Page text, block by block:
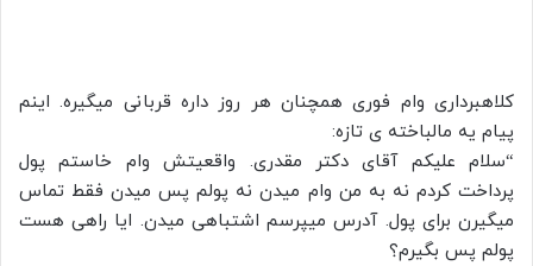
کلاهبرداری وام فوری همچنان هر روز داره قربانی میگیره. اینم
پیام یه مالباخته ی تازه:
“سلام علیکم آقای دکتر مقدری. واقعیتش وام خاستم پول
پرداخت کردم نه به من وام میدن نه پولم پس میدن فقط تماس
میگیرن برای پول. آدرس میپرسم اشتباهی میدن. ایا راهی هست
پولم پس بگیرم؟